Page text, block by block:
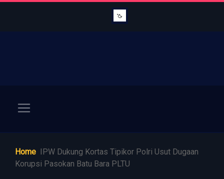
Home IPW Dukung Kortas Tipikor Polri Usut Dugaan
Korupsi Pasokan Batu Bara PLTU